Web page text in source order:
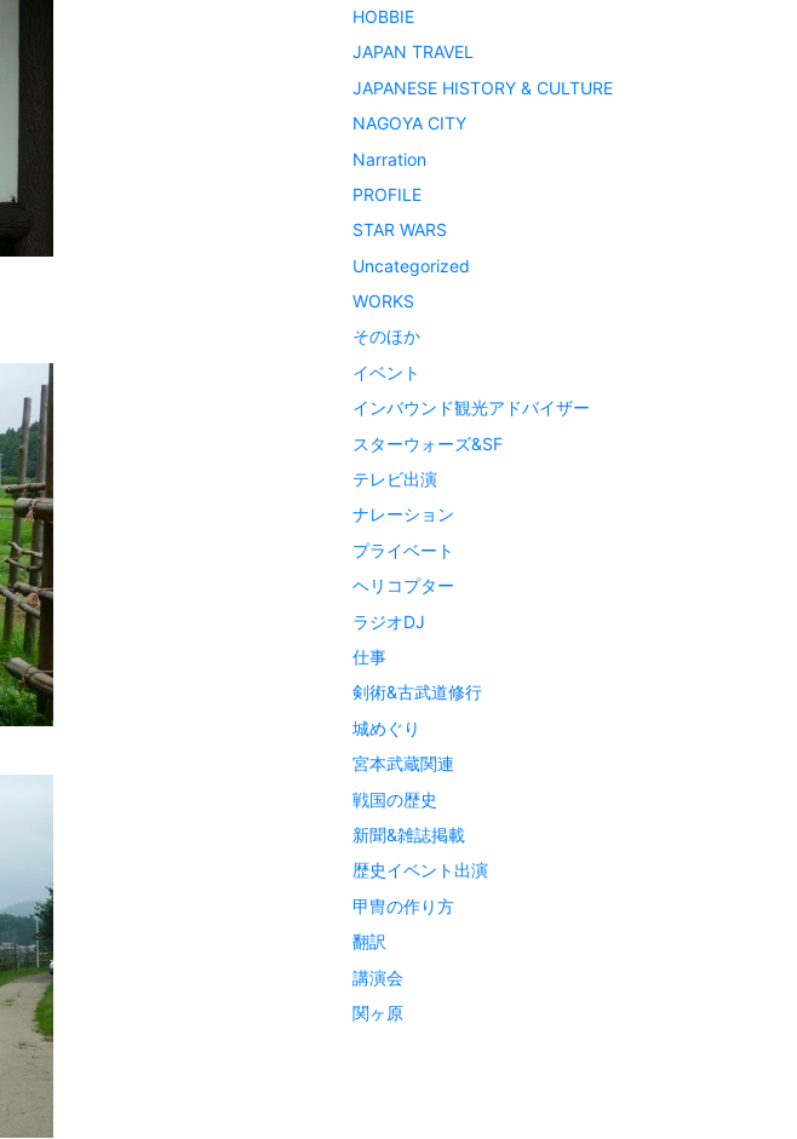
HOBBIE
JAPAN TRAVEL
JAPANESE HISTORY & CULTURE
NAGOYA CITY
Narration
PROFILE
STAR WARS
Uncategorized
WORKS
そのほか
イベント
インバウンド観光アドバイザー
スターウォーズ&SF
テレビ出演
ナレーション
プライベート
ヘリコプター
ラジオDJ
仕事
剣術&古武道修行
城めぐり
宮本武蔵関連
戦国の歴史
新聞&雑誌掲載
歴史イベント出演
甲冑の作り方
翻訳
講演会
関ヶ原